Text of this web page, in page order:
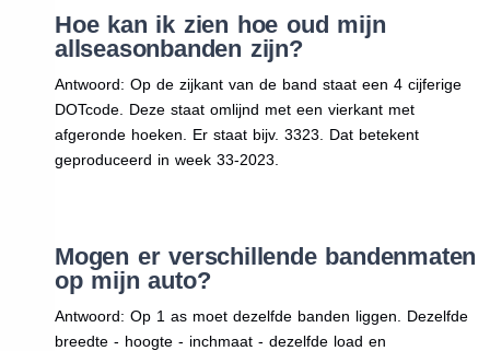
Hoe kan ik zien hoe oud mijn
allseasonbanden zijn?
Antwoord: Op de zijkant van de band staat een 4 cijferige
DOTcode. Deze staat omlijnd met een vierkant met
afgeronde hoeken. Er staat bijv. 3323. Dat betekent
geproduceerd in week 33-2023.
Mogen er verschillende bandenmaten
op mijn auto?
Antwoord: Op 1 as moet dezelfde banden liggen. Dezelfde
breedte - hoogte - inchmaat - dezelfde load en